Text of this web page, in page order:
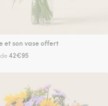
et son vase offert
42€95